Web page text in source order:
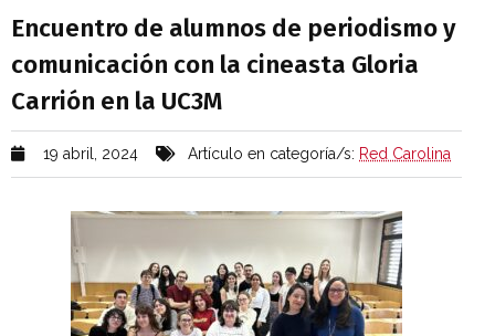
Encuentro de alumnos de periodismo y
comunicación con la cineasta Gloria
Carrión en la UC3M
19 abril, 2024 Artículo en categoría/s: Red Carolina